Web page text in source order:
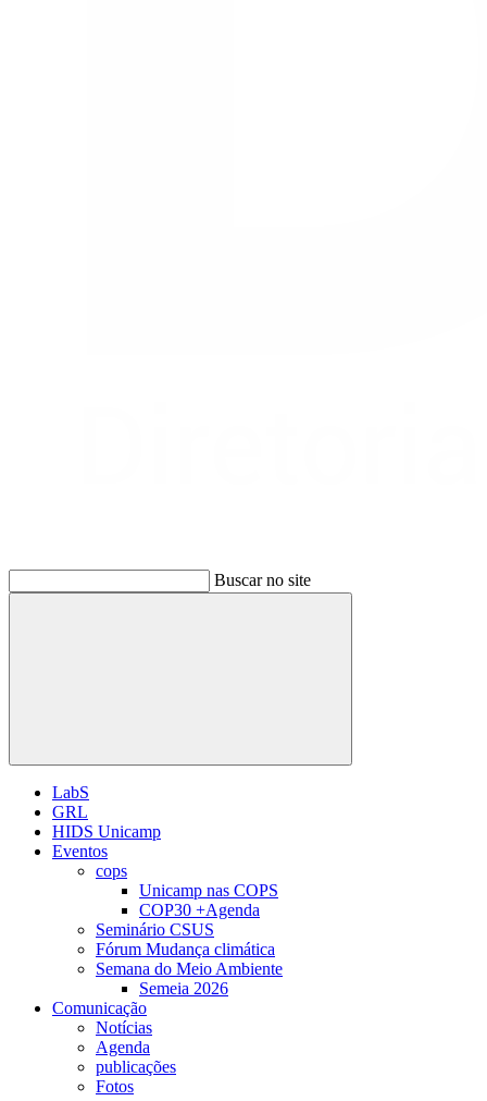
Buscar no site
Buscar
LabS
GRL
HIDS Unicamp
Eventos
cops
Unicamp nas COPS
COP30 +Agenda
Seminário CSUS
Fórum Mudança climática
Semana do Meio Ambiente
Semeia 2026
Comunicação
Notícias
Agenda
publicações
Fotos